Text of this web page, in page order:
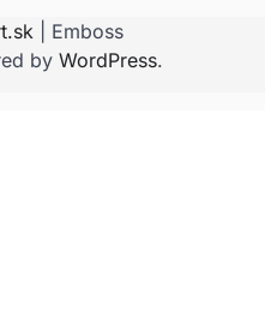
| Emboss
by WordPress.